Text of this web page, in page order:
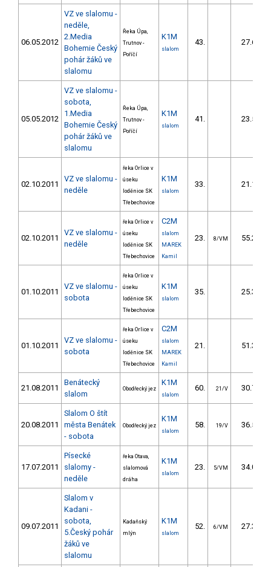
06.05.2012
VZ ve slalomu -
neděle,
2.Media
Bohemie Český
pohár žáků ve
slalomu
Řeka Úpa,
Trutnov -
Poříčí
K1M
slalom
43. 27.68
05.05.2012
VZ ve slalomu -
sobota,
1.Media
Bohemie Český
pohár žáků ve
slalomu
Řeka Úpa,
Trutnov -
Poříčí
K1M
slalom
41. 23.54
02.10.2011
VZ ve slalomu -
neděle
řeka Orlice v
úseku
loděnice SK
Třebechovice
K1M
slalom
33. 21.10
02.10.2011
VZ ve slalomu -
neděle
řeka Orlice v
úseku
loděnice SK
Třebechovice
C2M
slalom
MAREK
Kamil
23. 8/VM 55.20
01.10.2011
VZ ve slalomu -
sobota
řeka Orlice v
úseku
loděnice SK
Třebechovice
K1M
slalom
35. 25.30
01.10.2011
VZ ve slalomu -
sobota
řeka Orlice v
úseku
loděnice SK
Třebechovice
C2M
slalom
MAREK
Kamil
21. 51.30
21.08.2011
Benátecký
slalom
Obodřecký jez
K1M
slalom
60. 21/V 30.70
20.08.2011
Slalom O štít
města Benátek
- sobota
Obodřecký jez
K1M
slalom
58. 19/V 36.50
17.07.2011
Písecké
slalomy -
neděle
řeka Otava,
slalomová
dráha
K1M
slalom
23. 5/VM 34.09
09.07.2011
Slalom v
Kadani -
sobota,
5.Český pohár
žáků ve
slalomu
Kadaňský
mlýn
K1M
slalom
52. 6/VM 27.30